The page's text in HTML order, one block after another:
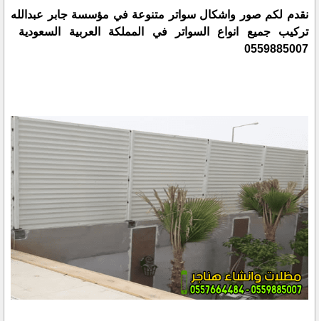
نقدم لكم صور واشكال سواتر متنوعة في مؤسسة جابر عبدالله
تركيب جميع انواع السواتر في المملكة العربية السعودية
0559885007